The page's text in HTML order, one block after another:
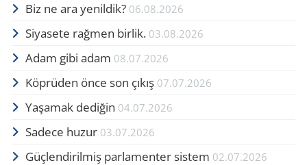
Biz ne ara yenildik? 06.08.2026
Siyasete rağmen birlik. 03.08.2026
Adam gibi adam 08.07.2026
Köprüden önce son çıkış 07.07.2026
Yaşamak dediğin 04.07.2026
Sadece huzur 03.07.2026
Güçlendirilmiş parlamenter sistem 02.07.2026